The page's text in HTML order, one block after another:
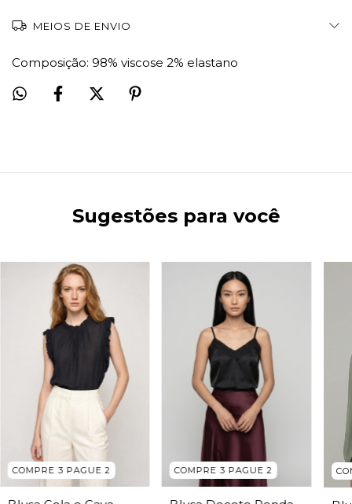
MEIOS DE ENVIO
Composição: 98% viscose 2% elastano
Sugestões para você
COMPRE 3 PAGUE 2 COMPRE 3 PAGUE 2